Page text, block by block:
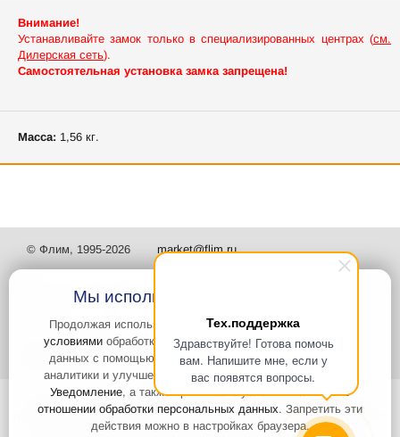
Тех.поддержка
Здравствуйте! Готова помочь
вам. Напишите мне, если у
вас появятся вопросы.
Внимание!
Устанавливайте замок только в специализированных центрах (см.
Дилерская сеть).
Самостоятельная установка замка запрещена!
Масса: 1,56 кг.
© Флим, 1995-2026 market@flim.ru
Задать вопрос Контакты
Интернет-сайт носит информационный характер и не является
публичной офертой, которая определяется положениями статьи 437
Гражданского кодекса РФ. Информация о характеристиках и
Мы используем файлы Cookies
Продолжая использовать наш сайт, высоглашаетесь с
условиями обработки cookie-файлов и пользовательских
данных с помощью Яндекс.Метрика, необходимых для
аналитики и улучшения качества работы сайта и сервиса
Уведомление, а также принимаете условияПолитики в
отношении обработки персональных данных. Запретить эти
действия можно в настройках браузера.